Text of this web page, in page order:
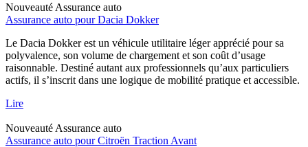
Nouveauté Assurance auto
Assurance auto pour Dacia Dokker
Le Dacia Dokker est un véhicule utilitaire léger apprécié pour sa
polyvalence, son volume de chargement et son coût d’usage
raisonnable. Destiné autant aux professionnels qu’aux particuliers
actifs, il s’inscrit dans une logique de mobilité pratique et accessible.
Lire
Nouveauté Assurance auto
Assurance auto pour Citroën Traction Avant